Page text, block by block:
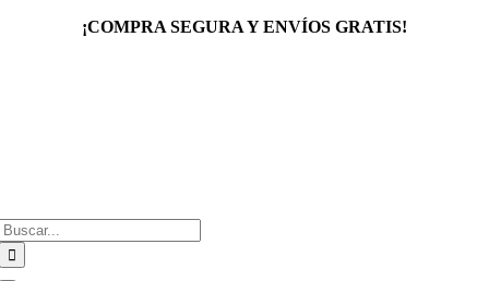
¡COMPRA SEGURA Y ENVÍOS GRATIS!